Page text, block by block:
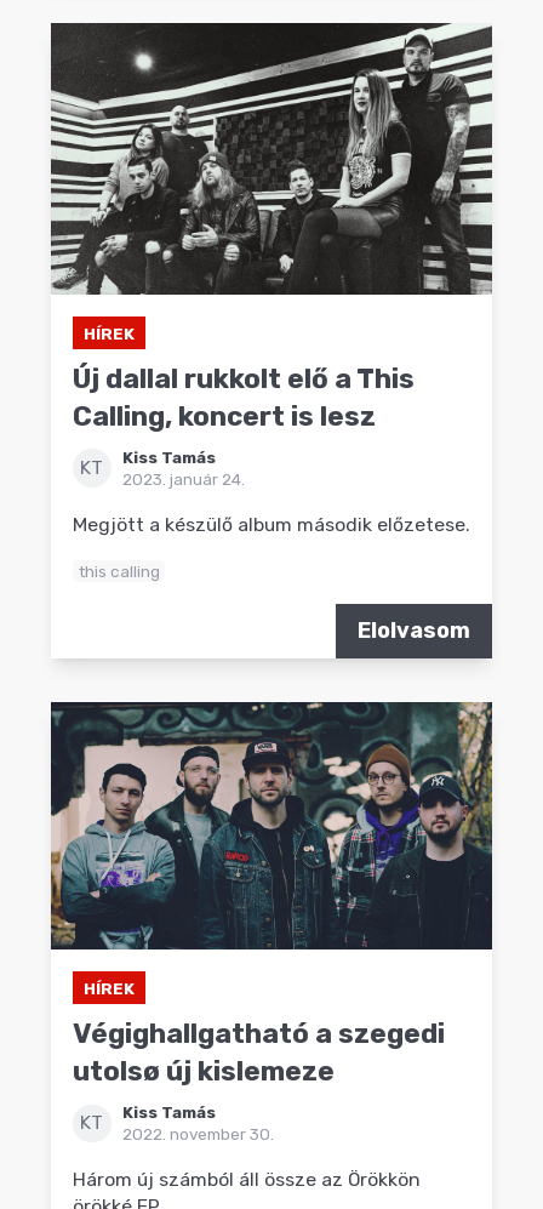
HÍREK
Új dallal rukkolt elő a This
Calling, koncert is lesz
KT
Kiss Tamás
2023. január 24.
Megjött a készülő album második előzetese.
this calling
Elolvasom
HÍREK
Végighallgatható a szegedi
utolsø új kislemeze
KT
Kiss Tamás
2022. november 30.
Három új számból áll össze az Örökkön